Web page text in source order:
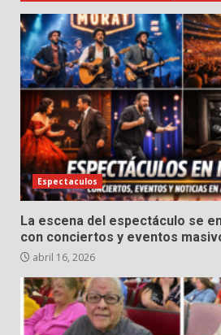
Espectaculos
La escena del espectáculo se
con conciertos y eventos
abril 16, 2026